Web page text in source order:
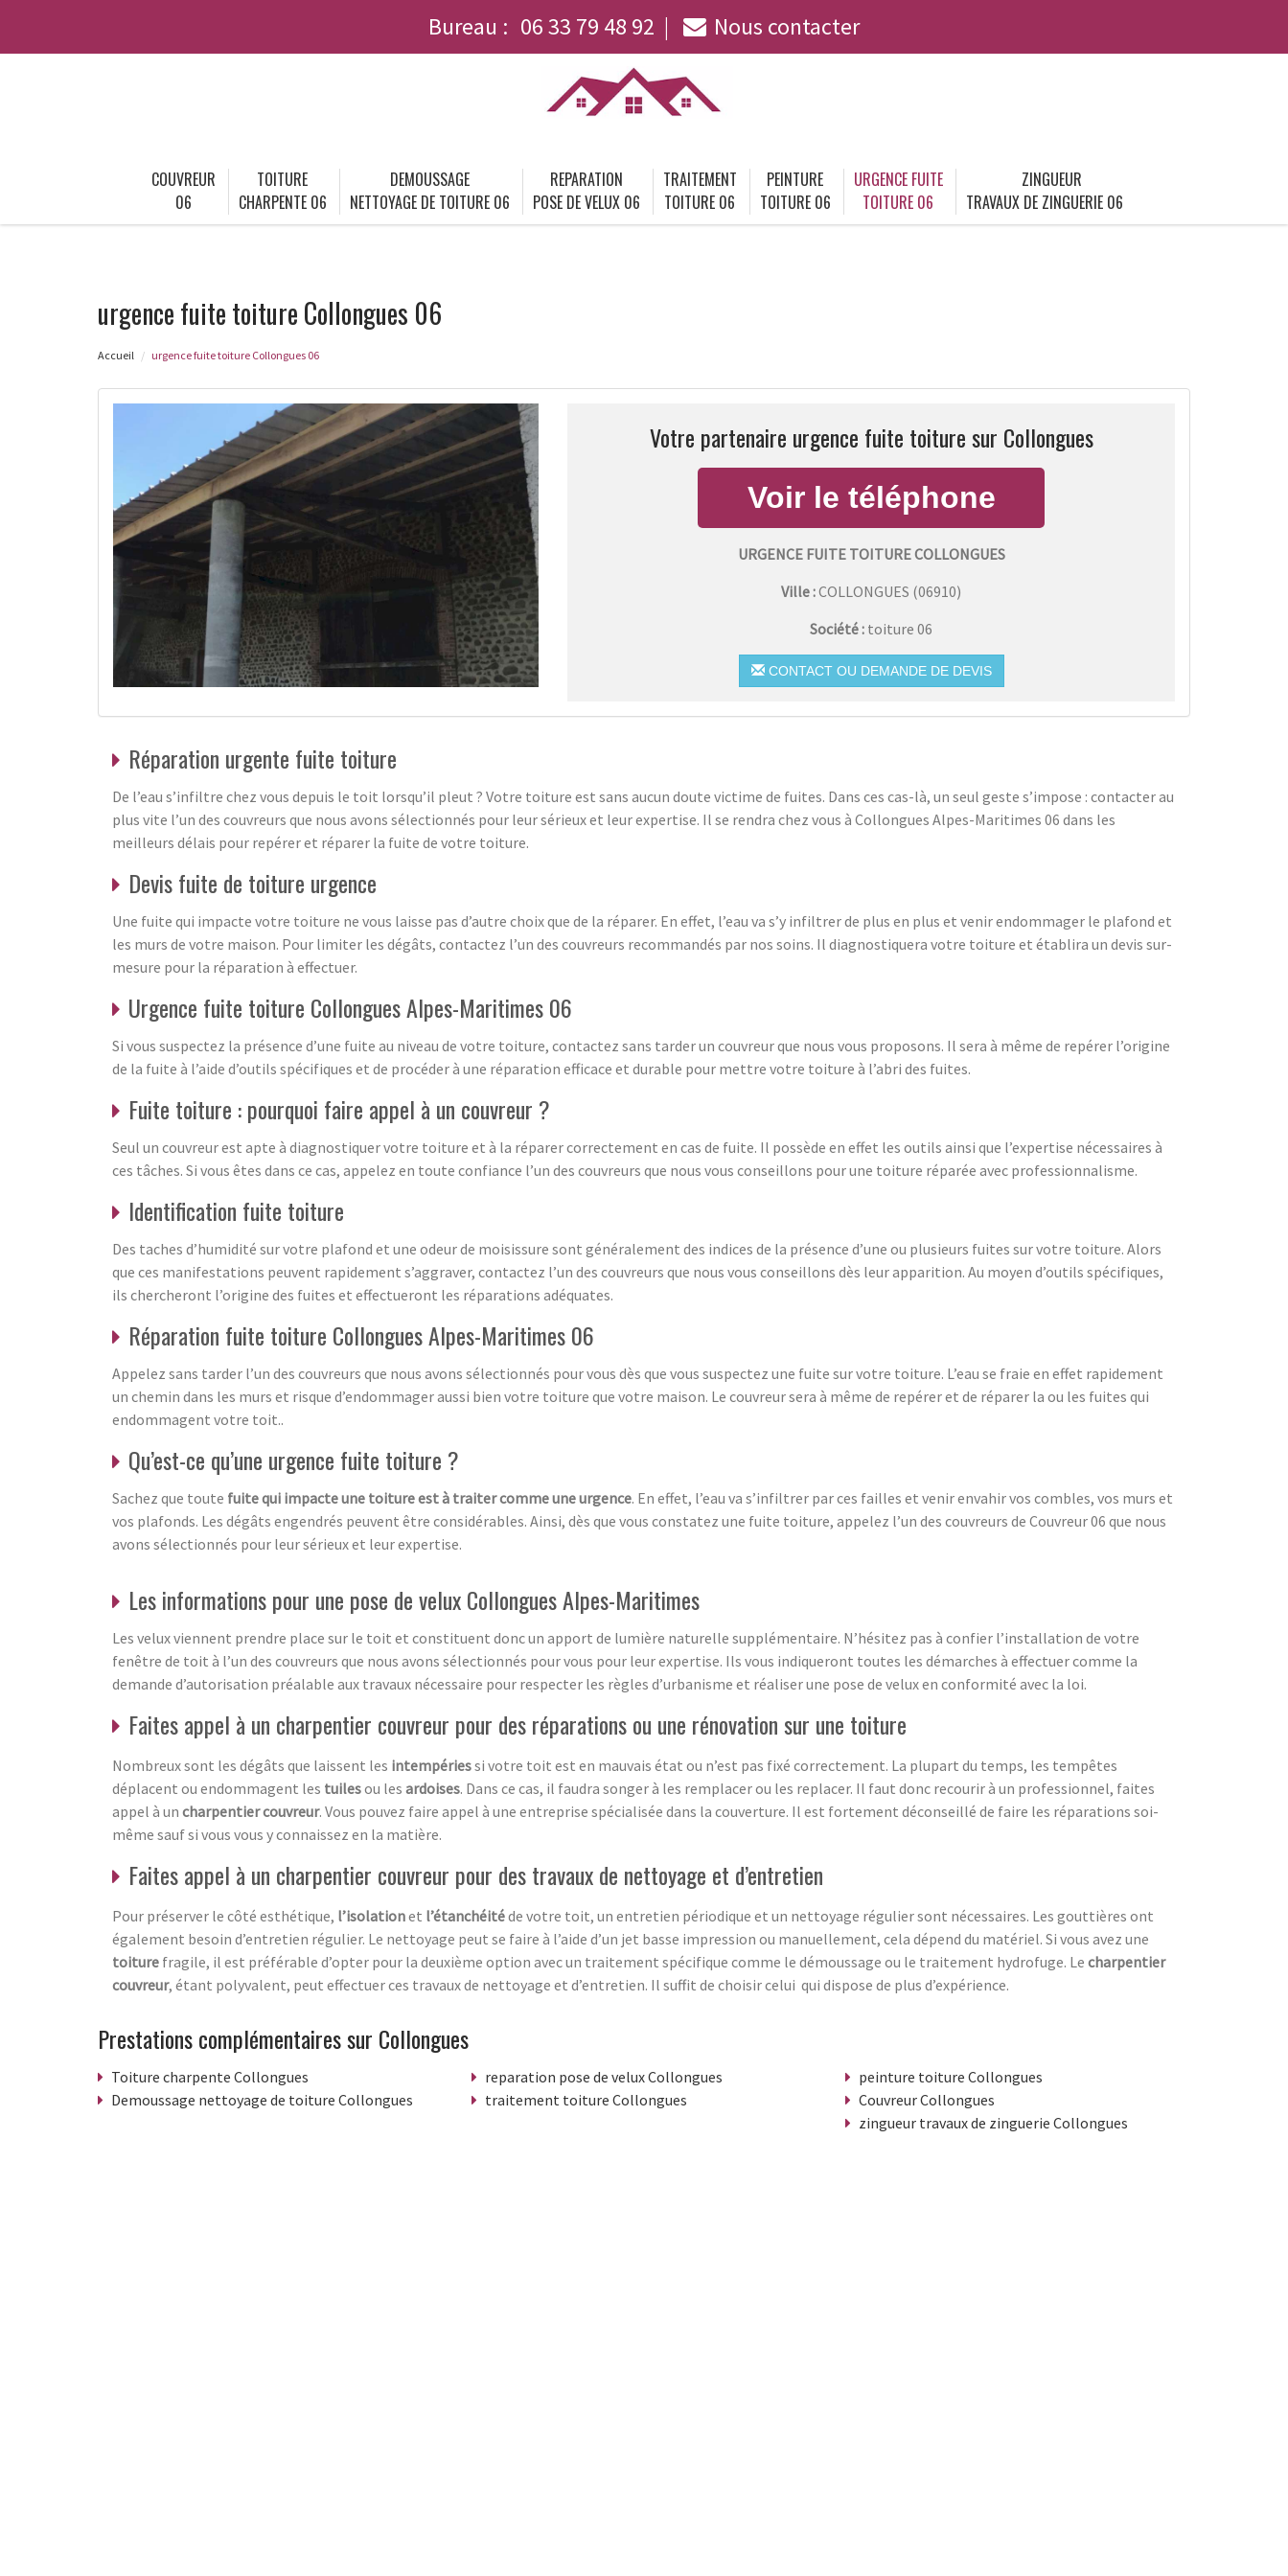
Bureau : 06 33 79 48 92 Nous contacter
COUVREUR
06
TOITURE
CHARPENTE 06
DEMOUSSAGE
NETTOYAGE DE TOITURE 06
REPARATION
POSE DE VELUX 06
TRAITEMENT
TOITURE 06
PEINTURE
TOITURE 06
URGENCE FUITE
TOITURE 06
ZINGUEUR
TRAVAUX DE ZINGUERIE 06
urgence fuite toiture Collongues 06
Accueil urgence fuite toiture Collongues 06
Votre partenaire urgence fuite toiture sur Collongues
URGENCE FUITE TOITURE COLLONGUES
Ville :COLLONGUES (06910)
Société : toiture 06
CONTACT OU DEMANDE DE DEVIS
Réparation urgente fuite toiture
De l’eau s’infiltre chez vous depuis le toit lorsqu’il pleut ? Votre toiture est sans aucun doute victime de fuites. Dans ces cas-là, un seul geste s’impose : contacter au
plus vite l’un des couvreurs que nous avons sélectionnés pour leur sérieux et leur expertise. Il se rendra chez vous à Collongues Alpes-Maritimes 06 dans les
meilleurs délais pour repérer et réparer la fuite de votre toiture.
Devis fuite de toiture urgence
Une fuite qui impacte votre toiture ne vous laisse pas d’autre choix que de la réparer. En effet, l’eau va s’y infiltrer de plus en plus et venir endommager le plafond et
les murs de votre maison. Pour limiter les dégâts, contactez l’un des couvreurs recommandés par nos soins. Il diagnostiquera votre toiture et établira un devis sur-
mesure pour la réparation à effectuer.
Urgence fuite toiture Collongues Alpes-Maritimes 06
Si vous suspectez la présence d’une fuite au niveau de votre toiture, contactez sans tarder un couvreur que nous vous proposons. Il sera à même de repérer l’origine
de la fuite à l’aide d’outils spécifiques et de procéder à une réparation efficace et durable pour mettre votre toiture à l’abri des fuites.
Fuite toiture : pourquoi faire appel à un couvreur ?
Seul un couvreur est apte à diagnostiquer votre toiture et à la réparer correctement en cas de fuite. Il possède en effet les outils ainsi que l’expertise nécessaires à
ces tâches. Si vous êtes dans ce cas, appelez en toute confiance l’un des couvreurs que nous vous conseillons pour une toiture réparée avec professionnalisme.
Identification fuite toiture
Des taches d’humidité sur votre plafond et une odeur de moisissure sont généralement des indices de la présence d’une ou plusieurs fuites sur votre toiture. Alors
que ces manifestations peuvent rapidement s’aggraver, contactez l’un des couvreurs que nous vous conseillons dès leur apparition. Au moyen d’outils spécifiques,
ils chercheront l’origine des fuites et effectueront les réparations adéquates.
Réparation fuite toiture Collongues Alpes-Maritimes 06
Appelez sans tarder l’un des couvreurs que nous avons sélectionnés pour vous dès que vous suspectez une fuite sur votre toiture. L’eau se fraie en effet rapidement
un chemin dans les murs et risque d’endommager aussi bien votre toiture que votre maison. Le couvreur sera à même de repérer et de réparer la ou les fuites qui
endommagent votre toit..
Qu’est-ce qu’une urgence fuite toiture ?
Sachez que toute fuite qui impacte une toiture est à traiter comme une urgence. En effet, l’eau va s’infiltrer par ces failles et venir envahir vos combles, vos murs et
vos plafonds. Les dégâts engendrés peuvent être considérables. Ainsi, dès que vous constatez une fuite toiture, appelez l’un des couvreurs de Couvreur 06 que nous
avons sélectionnés pour leur sérieux et leur expertise.
Les informations pour une pose de velux Collongues Alpes-Maritimes
Les velux viennent prendre place sur le toit et constituent donc un apport de lumière naturelle supplémentaire. N’hésitez pas à confier l’installation de votre
fenêtre de toit à l’un des couvreurs que nous avons sélectionnés pour vous pour leur expertise. Ils vous indiqueront toutes les démarches à effectuer comme la
demande d’autorisation préalable aux travaux nécessaire pour respecter les règles d’urbanisme et réaliser une pose de velux en conformité avec la loi.
Faites appel à un charpentier couvreur pour des réparations ou une rénovation sur une toiture
Nombreux sont les dégâts que laissent les intempériessi votre toit est en mauvais état ou n’est pas fixé correctement. La plupart du temps, les tempêtes
déplacent ou endommagent les tuilesou les ardoises. Dans ce cas, il faudra songer à les remplacer ou les replacer. Il faut donc recourir à un professionnel, faites
appel à un charpentier couvreur. Vous pouvez faire appel à une entreprise spécialisée dans la couverture. Il est fortement déconseillé de faire les réparations soi-
même sauf si vous vous y connaissez en la matière.
Faites appel à un charpentier couvreur pour des travaux de nettoyage et d’entretien
Pour préserver le côté esthétique, l’isolationet l’étanchéitéde votre toit, un entretien périodique et un nettoyage régulier sont nécessaires. Les gouttières ont
également besoin d’entretien régulier. Le nettoyage peut se faire à l’aide d’un jet basse impression ou manuellement, cela dépend du matériel. Si vous avez une
toiture fragile, il est préférable d’opter pour la deuxième option avec un traitement spécifique comme le démoussage ou le traitement hydrofuge. Le charpentier
couvreur, étant polyvalent, peut effectuer ces travaux de nettoyage et d’entretien. Il suffit de choisir celui qui dispose de plus d’expérience.
Prestations complémentaires sur Collongues
Toiture charpente Collongues
Demoussage nettoyage de toiture Collongues
reparation pose de velux Collongues
traitement toiture Collongues
peinture toiture Collongues
Couvreur Collongues
zingueur travaux de zinguerie Collongues